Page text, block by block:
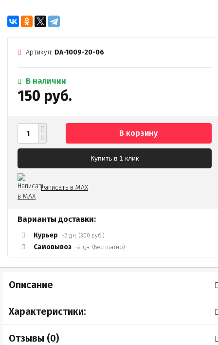
Артикул: DA-1009-20-06
В наличии
150 руб.
В корзину
Купить в 1 клик
Написать в MAX
Варианты доставки:
Курьер ~2 дн. (300 руб.)
Самовывоз ~2 дн. (Бесплатно)
Описание
Характеристики:
Отзывы (0)